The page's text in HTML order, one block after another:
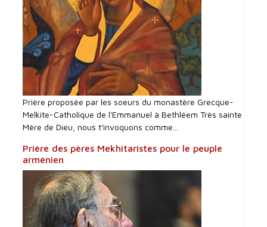
Prière proposée par les soeurs du monastère Grecque-
Melkite-Catholique de l'Emmanuel à Bethléem Très sainte
Mère de Dieu, nous t'invoquons comme...
Prière des pères Mekhitaristes pour le peuple
arménien